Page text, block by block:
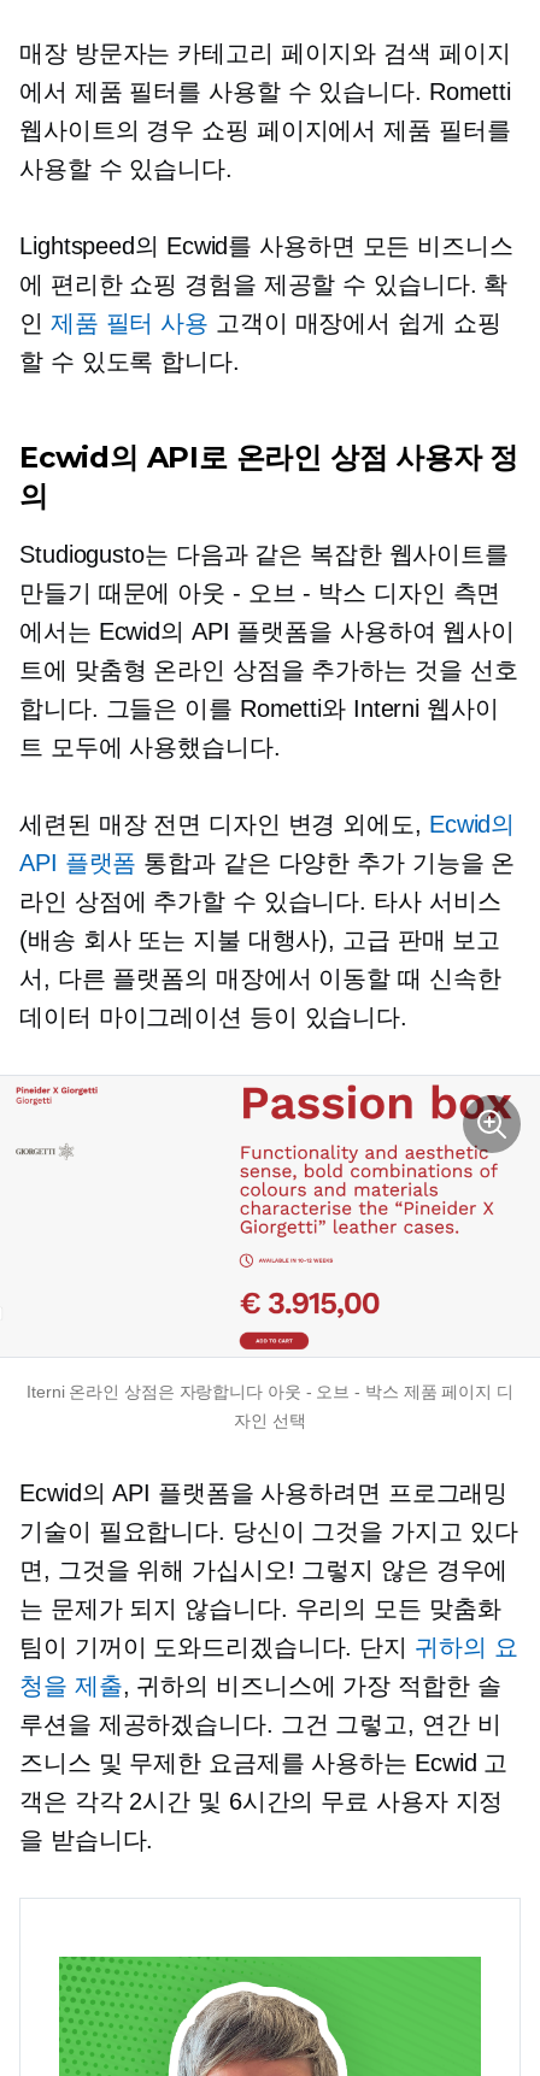
매장 방문자는 카테고리 페이지와 검색 페이지
에서 제품 필터를 사용할 수 있습니다. Rometti
웹사이트의 경우 쇼핑 페이지에서 제품 필터를
사용할 수 있습니다.
Lightspeed의 Ecwid를 사용하면 모든 비즈니스
에 편리한 쇼핑 경험을 제공할 수 있습니다. 확
인 제품 필터 사용 고객이 매장에서 쉽게 쇼핑
할 수 있도록 합니다.
Ecwid의 API로 온라인 상점 사용자 정
의
Studiogusto는 다음과 같은 복잡한 웹사이트를
만들기 때문에 아웃 - 오브 - 박스 디자인 측면
에서는 Ecwid의 API 플랫폼을 사용하여 웹사이
트에 맞춤형 온라인 상점을 추가하는 것을 선호
합니다. 그들은 이를 Rometti와 Interni 웹사이
트 모두에 사용했습니다.
세련된 매장 전면 디자인 변경 외에도, Ecwid의
API 플랫폼 통합과 같은 다양한 추가 기능을 온
라인 상점에 추가할 수 있습니다. 타사서비스
(배송 회사 또는 지불 대행사), 고급 판매 보고
서, 다른 플랫폼의 매장에서 이동할 때 신속한
데이터 마이그레이션 등이 있습니다.
Iterni 온라인 상점은 자랑합니다 아웃 - 오브 - 박스 제품 페이지 디
자인 선택
Ecwid의 API 플랫폼을 사용하려면 프로그래밍
기술이 필요합니다. 당신이 그것을 가지고 있다
면, 그것을 위해 가십시오! 그렇지 않은 경우에
는 문제가 되지 않습니다. 우리의 모든 맞춤화
팀이 기꺼이 도와드리겠습니다. 단지 귀하의 요
청을 제출, 귀하의 비즈니스에 가장 적합한 솔
루션을 제공하겠습니다. 그건 그렇고, 연간 비
즈니스 및 무제한 요금제를 사용하는 Ecwid 고
객은 각각 2시간 및 6시간의 무료 사용자 지정
을 받습니다.